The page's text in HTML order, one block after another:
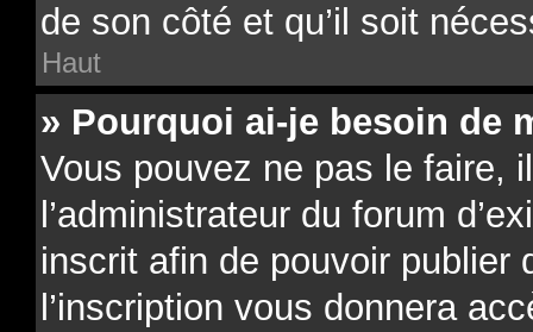
de son côté et qu’il soit
Haut
» Pourquoi ai-je besoin de
Vous pouvez ne pas le faire,
l’administrateur du forum
inscrit afin de pouvoir publier
l’inscription vous donnera